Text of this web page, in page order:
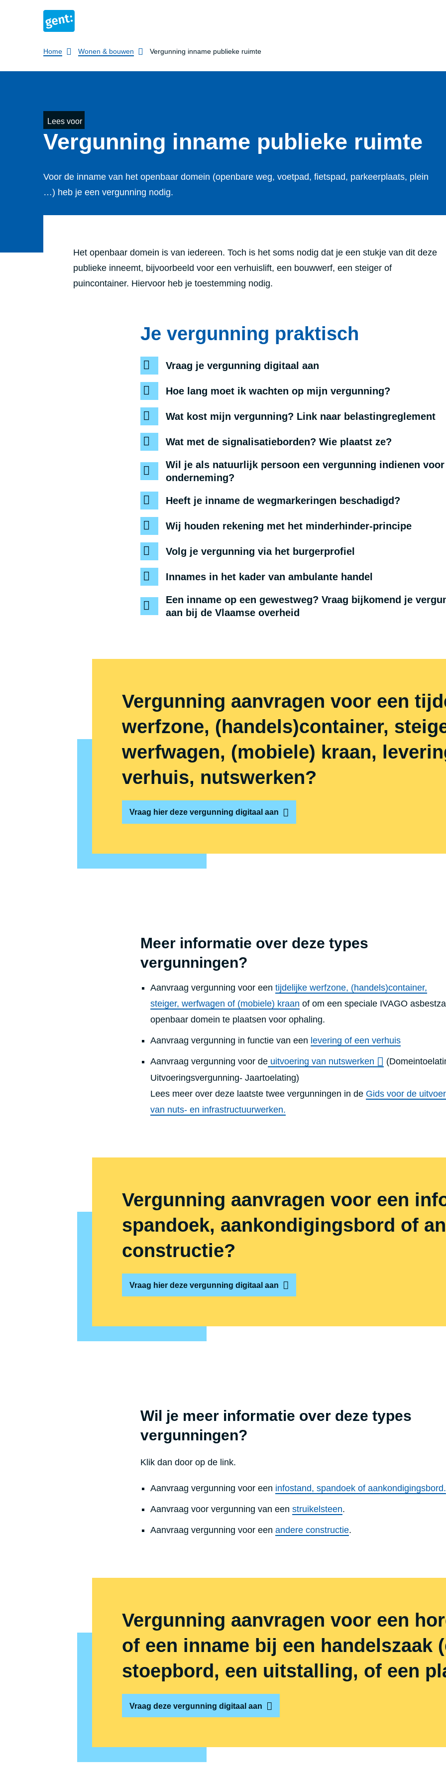
Breadcrumb
Home Wonen & bouwen Vergunning inname publieke ruimte
Lees voor
Vergunning inname publieke ruimte
Voor de inname van het openbaar domein (openbare weg, voetpad, fietspad, parkeerplaats, plein
…) heb je een vergunning nodig.
Het openbaar domein is van iedereen. Toch is het soms nodig dat je een stukje van dit deze
publieke inneemt, bijvoorbeeld voor een verhuislift, een bouwwerf, een steiger of
puincontainer. Hiervoor heb je toestemming nodig.
Je vergunning praktisch
Vraag je vergunning digitaal aan
Hoe lang moet ik wachten op mijn vergunning?
Wat kost mijn vergunning? Link naar belastingreglement
Wat met de signalisatieborden? Wie plaatst ze?
Wil je als natuurlijk persoon een vergunning indienen voor
onderneming?
Heeft je inname de wegmarkeringen beschadigd?
Wij houden rekening met het minderhinder-principe
Volg je vergunning via het burgerprofiel
Innames in het kader van ambulante handel
Een inname op een gewestweg? Vraag bijkomend je
aan bij de Vlaamse overheid
Vergunning aanvragen voor een
werfzone, (handels)container,
werfwagen, (mobiele) kraan,
verhuis, nutswerken?
Vraag hier deze vergunning digitaal aan
Meer informatie over deze types
vergunningen?
Aanvraag vergunning voor een tijdelijke werfzone, (handels)container,
steiger, werfwagen of (mobiele) kraan of om een speciale IVAGO
openbaar domein te plaatsen voor ophaling.
​Aanvraag vergunning in functie van een levering of een verhuis
Aanvraag vergunning voor de uitvoering van nutswerken
Uitvoeringsvergunning- Jaartoelating)
Lees meer over deze laatste twee vergunningen in de Gids voor de
van nuts- en infrastructuurwerken.
Vergunning aanvragen voor een
spandoek, aan­kon­di­gings­bord of
constructie?
Vraag hier deze vergunning digitaal aan
Wil je meer informatie over deze types
vergunningen?
Klik dan door op de link.
Aanvraag vergunning voor een infostand, spandoek of aankondigingsbord.
Aanvraag voor vergunning van een struikelsteen.
Aanvraag vergunning voor een andere constructie.
Vergunning aanvragen voor een
of een inname bij een handelszaak
stoepbord, een uitstalling, of een
Vraag deze vergunning digitaal aan